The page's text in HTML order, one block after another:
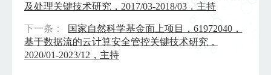
及处理关键技术研究，2017/03-2018/03，主持
下一条：
国家自然科学基金面上项目，61972040，
基于数据流的云计算安全管控关键技术研究，
2020/01-2023/12，主持